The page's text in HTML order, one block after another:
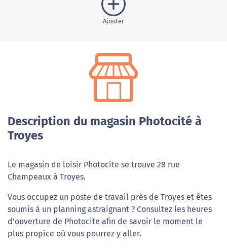
Ajouter
Description du magasin Photocité à
Troyes
Le magasin de loisir Photocite se trouve 28 rue
Champeaux à Troyes.
Vous occupez un poste de travail près de Troyes et êtes
soumis à un planning astraignant ? Consultez les heures
d'ouverture de Photocite afin de savoir le moment le
plus propice où vous pourrez y aller.